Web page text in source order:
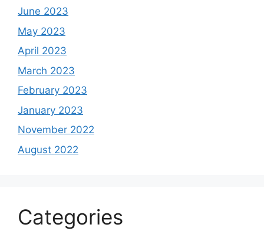
June 2023
May 2023
April 2023
March 2023
February 2023
January 2023
November 2022
August 2022
Categories